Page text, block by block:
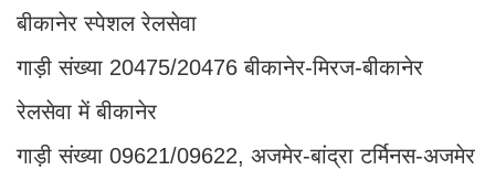
बीकानेर स्पेशल रेलसेवा
गाड़ी संख्या 20475/20476 बीकानेर-मिरज-बीकानेर
रेलसेवा में बीकानेर
गाड़ी संख्या 09621/09622, अजमेर-बांद्रा टर्मिनस-अजमेर